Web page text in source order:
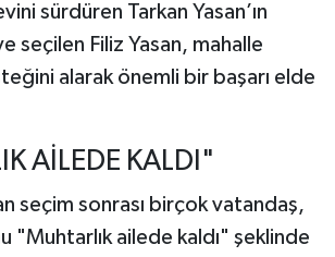
sürdüren Tarkan Yasan’ın
seçilen Filiz Yasan, mahalle
alarak önemli bir başarı elde
AİLEDE KALDI"
seçim sonrası birçok vatandaş,
"Muhtarlık ailede kaldı" şeklinde